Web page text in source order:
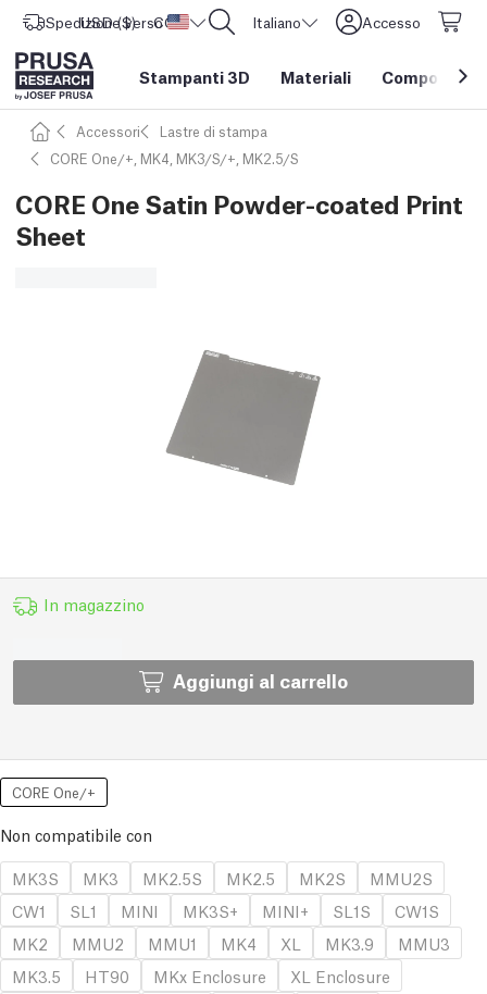
Spedizione verso Stati Uniti d'America
USD ($) CORE One L: Ora disponibile! Italiano Accesso
Stampanti 3D Materiali Componenti
Accessori
Lastre di stampa
CORE One/+, MK4, MK3/S/+, MK2.5/S
CORE One Satin Powder-coated Print
Sheet
In magazzino
Aggiungi al carrello
CORE One/+
Non compatibile con
MK3S
MK3 MK2.5S MK2.5 MK2S
MMU2S
CW1
SL1 MINI MK3S+ MINI+ SL1S
CW1S
MK2
MMU2 MMU1 MK4 XL MK3.9
MMU3
MK3.5
HT90 MKx Enclosure
XL Enclosure